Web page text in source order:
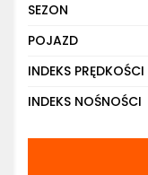
SEZON
POJAZD
INDEKS PRĘDKOŚCI
INDEKS NOŚNOŚCI